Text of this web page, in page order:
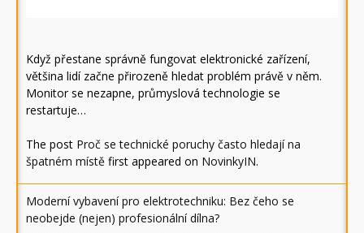
Když přestane správně fungovat elektronické zařízení,
většina lidí začne přirozeně hledat problém právě v něm.
Monitor se nezapne, průmyslová technologie se
restartuje…
The post Proč se technické poruchy často hledají na
špatném místě first appeared on NovinkyIN.
Moderní vybavení pro elektrotechniku: Bez čeho se
neobejde (nejen) profesionální dílna?